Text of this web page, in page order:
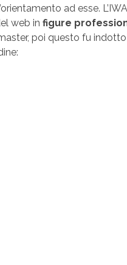
ad esse.
web in figure
poi questo fu